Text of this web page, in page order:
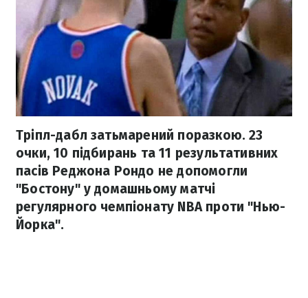
Тріпл-дабл затьмарений поразкою. 23
очки, 10 підбирань та 11 результативних
пасів Реджона Рондо не допомогли
"Бостону" у домашньому матчі
регулярного чемпіонату NBA проти "Нью-
Йорка".